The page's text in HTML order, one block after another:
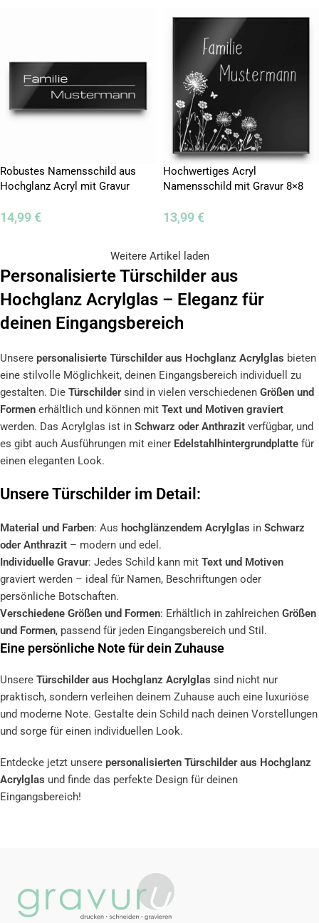
Robustes Namensschild aus
Hochglanz Acryl mit Gravur
14,99 €
Hochwertiges Acryl
Namensschild mit Gravur 8×8
13,99 €
Weitere Artikel laden
Personalisierte Türschilder aus
Hochglanz Acrylglas – Eleganz für
deinen Eingangsbereich
Unsere personalisierte Türschilder aus Hochglanz Acrylglas bieten
eine stilvolle Möglichkeit, deinen Eingangsbereich individuell zu
gestalten. Die Türschildersind in vielen verschiedenen Größen und
Formen erhältlich und können mit Text und Motiven graviert
werden. Das Acrylglas ist in Schwarz oder Anthrazit verfügbar, und
es gibt auch Ausführungen mit einer Edelstahlhintergrundplatte für
einen eleganten Look.
Unsere Türschilder im Detail:
Material und Farben: Aus hochglänzendem Acrylglas in Schwarz
oder Anthrazit – modern und edel.
Individuelle Gravur: Jedes Schild kann mit Text und Motiven
graviert werden – ideal für Namen, Beschriftungen oder
persönliche Botschaften.
Verschiedene Größen und Formen: Erhältlich in zahlreichen Größen
und Formen, passend für jeden Eingangsbereich und Stil.
Eine persönliche Note für dein Zuhause
Unsere Türschilder aus Hochglanz Acrylglas sind nicht nur
praktisch, sondern verleihen deinem Zuhause auch eine luxuriöse
und moderne Note. Gestalte dein Schild nach deinen Vorstellungen
und sorge für einen individuellen Look.
Entdecke jetzt unsere personalisierten Türschilder aus Hochglanz
Acrylglas und finde das perfekte Design für deinen
Eingangsbereich!